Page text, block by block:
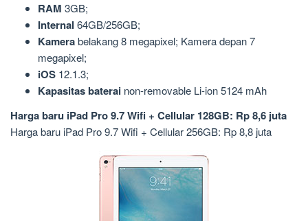
RAM 3GB;
Internal 64GB/256GB;
Kamerabelakang 8 megapixel; Kamera depan 7
megapixel;
iOS 12.1.3;
Kapasitas baterai non-removable Li-ion 5124 mAh
Harga baru iPad Pro 9.7 Wifi + Cellular 128GB: Rp 8,6 juta
Harga baru iPad Pro 9.7 Wifi + Cellular 256GB: Rp 8,8 juta